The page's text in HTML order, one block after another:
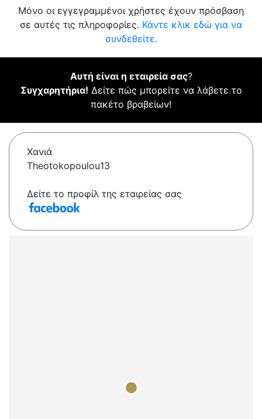
Μόνο οι εγγεγραμμένοι χρήστες έχουν πρόσβαση
σε αυτές τις πληροφορίες. Κάντε κλικ εδώ για να
συνδεθείτε.
Αυτή είναι η εταιρεία σας?
Συγχαρητήρια! Δείτε πώς μπορείτε να λάβετε το
πακέτο βραβείων!
Χανιά
Theotokopoulou13
Δείτε το προφίλ της εταιρείας σας